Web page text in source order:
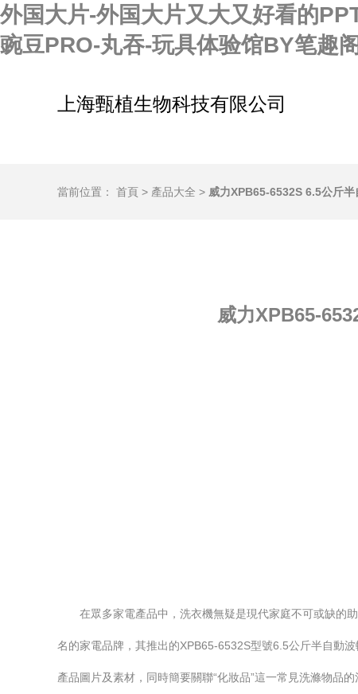
外国大片-外国大片又大又好看的
豌豆PRO-丸吞-玩具体验馆BY笔趣
上海甄植生物科技有限公司
當前位置： 首頁 > 產品大全 > 威力XPB65-6532S 6.5公斤
威力XPB65-
在眾多家電產品中，洗衣機無疑是現代家庭不可或缺的
名的家電品牌，其推出的XPB65-6532S型號6.5公斤半自動
產品圖片及素材，同時簡要關聯“化妝品”這一常見洗滌物品的